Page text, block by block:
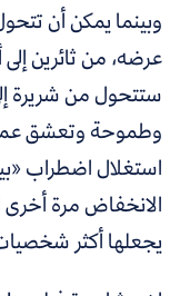
عرضه، من ثائرين
ستتحول من شريرة
وطموحة وتعشق
استغلال اضطراب
الانخفاض مرة أخرى
يجعلها أكثر شخصيات